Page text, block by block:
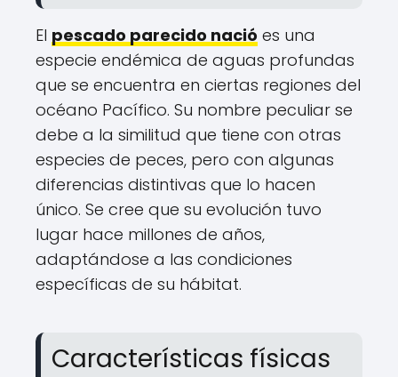
El pescado parecido nació es una
especie endémica de aguas profundas
que se encuentra en ciertas regiones del
océano Pacífico. Su nombre peculiar se
debe a la similitud que tiene con otras
especies de peces, pero con algunas
diferencias distintivas que lo hacen
único. Se cree que su evolución tuvo
lugar hace millones de años,
adaptándose a las condiciones
específicas de su hábitat.
Características físicas